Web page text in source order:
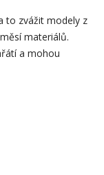
to zvážit modely z
materiálů.
a mohou